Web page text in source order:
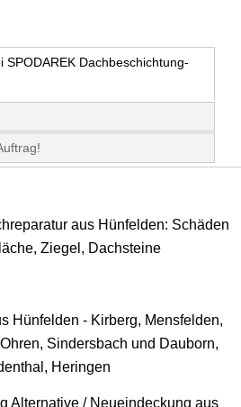
SPODAREK Dachbeschichtung-